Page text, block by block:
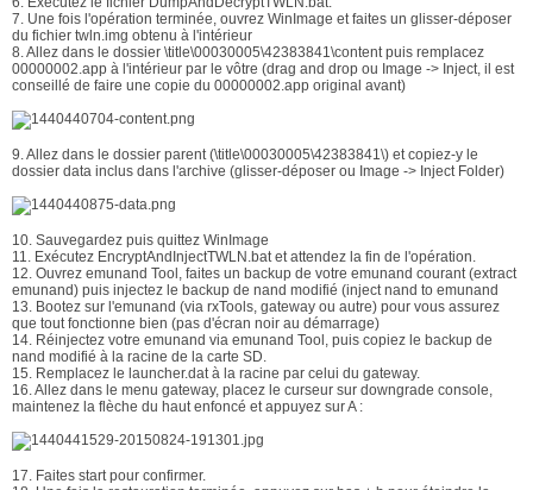
7. Une fois l'opération terminée, ouvrez WinImage et faites un glisser-déposer
du fichier twln.img obtenu à l'intérieur
8. Allez dans le dossier \title\00030005\42383841\content puis remplacez
00000002.app à l'intérieur par le vôtre (drag and drop ou Image -> Inject, il est
conseillé de faire une copie du 00000002.app original avant)
9. Allez dans le dossier parent (\title\00030005\42383841\) et copiez-y le
dossier data inclus dans l'archive (glisser-déposer ou Image -> Inject Folder)
10. Sauvegardez puis quittez WinImage
11. Exécutez EncryptAndInjectTWLN.bat et attendez la fin de l'opération.
12. Ouvrez emunand Tool, faites un backup de votre emunand courant (extract
emunand) puis injectez le backup de nand modifié (inject nand to emunand
13. Bootez sur l'emunand (via rxTools, gateway ou autre) pour vous assurez
que tout fonctionne bien (pas d'écran noir au démarrage)
14. Réinjectez votre emunand via emunand Tool, puis copiez le backup de
nand modifié à la racine de la carte SD.
15. Remplacez le launcher.dat à la racine par celui du gateway.
16. Allez dans le menu gateway, placez le curseur sur downgrade console,
maintenez la flèche du haut enfoncé et appuyez sur A :
17. Faites start pour confirmer.